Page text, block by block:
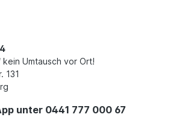
Umtausch vor Ort!
131
unter 0441 777 000 67